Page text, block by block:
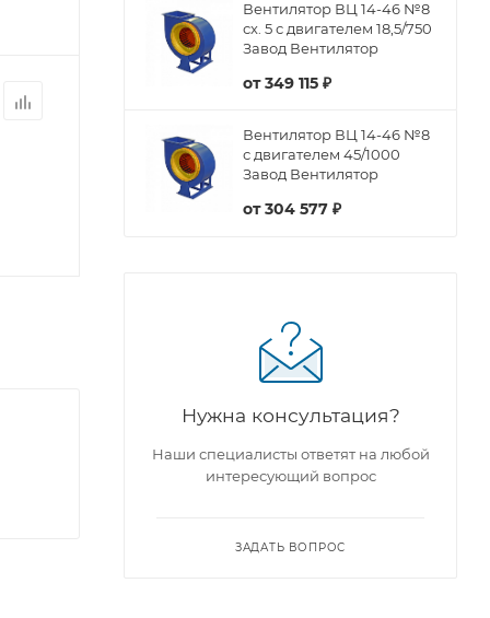
Вентилятор ВЦ 14-46 №8
сх. 5 с двигателем 18,5/750
Завод Вентилятор
от349 115 ₽
Вентилятор ВЦ 14-46 №8
с двигателем 45/1000
Завод Вентилятор
от304 577 ₽
Нужна консультация?
Наши специалисты ответят на любой
интересующий вопрос
ЗАДАТЬ ВОПРОС